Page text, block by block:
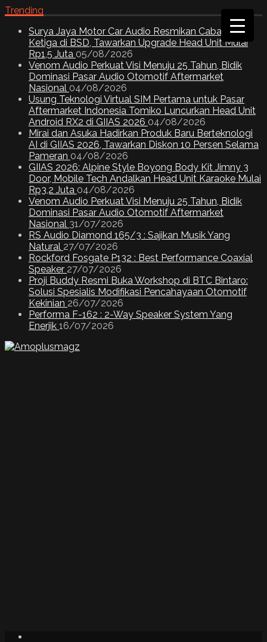
Trending
Surya Jaya Motor Car Audio Resmikan Cabang
Ketiga di BSD, Tawarkan Upgrade Head Unit Mulai
Rp1,5 Juta 05/08/2026
Venom Audio Perkuat Visi Menuju 25 Tahun, Bidik
Dominasi Pasar Audio Otomotif Aftermarket
Nasional 04/08/2026
Usung Teknologi Virtual SIM Pertama untuk Pasar
Aftermarket Indonesia Tomiko Luncurkan Head Unit
Android RX2 di GIIAS 2026 04/08/2026
Mirai dan Asuka Hadirkan Produk Baru Berteknologi
AI di GIIAS 2026, Tawarkan Diskon 10 Persen Selama
Pameran 04/08/2026
GIIAS 2026: Alpine Style Boyong Body Kit Jimny 3
Door, Mobile Tech Andalkan Head Unit Karaoke Mulai
Rp3,2 Juta 04/08/2026
Venom Audio Perkuat Visi Menuju 25 Tahun, Bidik
Dominasi Pasar Audio Otomotif Aftermarket
Nasional 31/07/2026
RS Audio Diamond 165/3 : Sajikan Musik Yang
Natural 27/07/2026
Rockford Fosgate P132 : Best Performance Coaxial
Speaker 27/07/2026
Proji Buddy Resmi Buka Workshop di BTC Bintaro:
Solusi Spesialis Modifikasi Pencahayaan Otomotif
Kekinian 26/07/2026
Performa F-162 : 2-Way Speaker System Yang
Enerjik 16/07/2026